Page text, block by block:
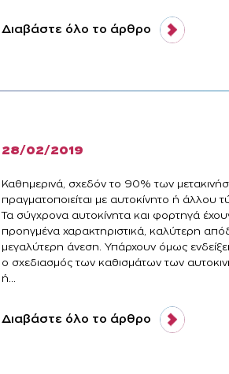
Διαβάστε όλο το άρθρο
28/02/2019
Καθημερινά, σχεδόν το 90% των
πραγματοποιείται με αυτοκίνητο ή άλλου
Τα σύγχρονα αυτοκίνητα και φορτηγά
προηγμένα χαρακτηριστικά, καλύτερη
μεγαλύτερη άνεση. Υπάρχουν όμως
ο σχεδιασμός των καθισμάτων των
ή...
Διαβάστε όλο το άρθρο